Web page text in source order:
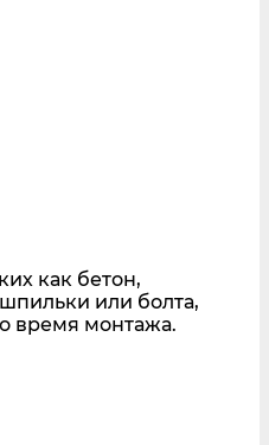
как бетон,
или болта,
время монтажа.